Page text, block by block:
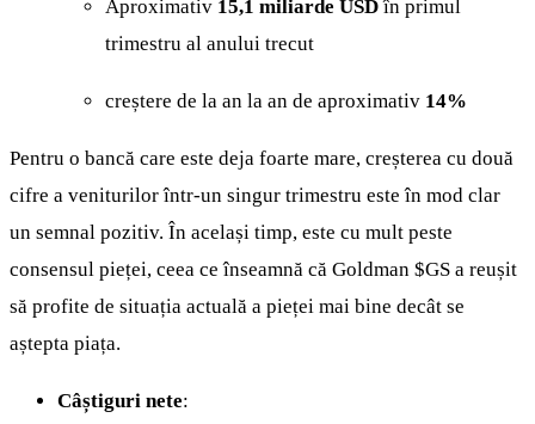
Aproximativ 15,1 miliarde USDîn primul
trimestru al anului trecut
creștere de la an la an de aproximativ 14%
Pentru o bancă care este deja foarte mare, creșterea cu două
cifre a veniturilor într-un singur trimestru este în mod clar
un semnal pozitiv. În același timp, este cu mult peste
consensul pieței, ceea ce înseamnă că Goldman $GS a reușit
să profite de situația actuală a pieței mai bine decât se
aștepta piața.
Câștiguri nete: